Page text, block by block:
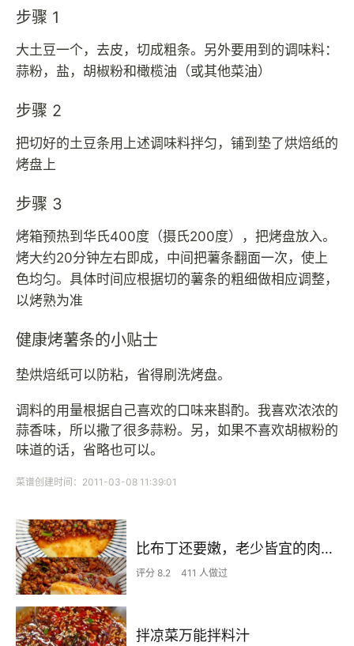
步骤 1
大土豆一个，去皮，切成粗条。另外要用到的调味料：
蒜粉，盐，胡椒粉和橄榄油（或其他菜油）
步骤 2
把切好的土豆条用上述调味料拌匀，铺到垫了烘焙纸的
烤盘上
步骤 3
烤箱预热到华氏400度（摄氏200度），把烤盘放入。
烤大约20分钟左右即成，中间把薯条翻面一次，使上
色均匀。具体时间应根据切的薯条的粗细做相应调整，
以烤熟为准
健康烤薯条的小贴士
垫烘焙纸可以防粘，省得刷洗烤盘。
调料的用量根据自己喜欢的口味来斟酌。我喜欢浓浓的
蒜香味，所以撒了很多蒜粉。另，如果不喜欢胡椒粉的
味道的话，省略也可以。
菜谱创建时间：2011-03-08 11:39:01
比布丁还要嫩，老少皆宜的肉沫蒸蛋
评分 8.2 411 人做过
拌凉菜万能拌料汁